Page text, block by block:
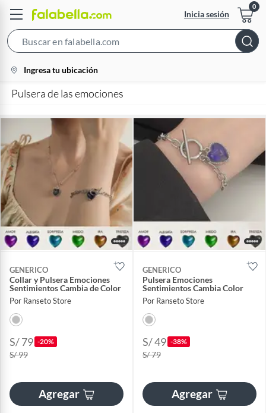
Inicia sesión
Bar
location-
icon
Ingresa tu ubicación
Pulsera de las emociones
GENERICO
Collar y Pulsera Emociones
Sentimientos Cambia de Color
Por Ranseto Store
S/ 79 -20%
S/ 99
Agregar
GENERICO
Pulsera Emociones
Sentimientos Cambia Color
Por Ranseto Store
S/ 49 -38%
S/ 79
Agregar